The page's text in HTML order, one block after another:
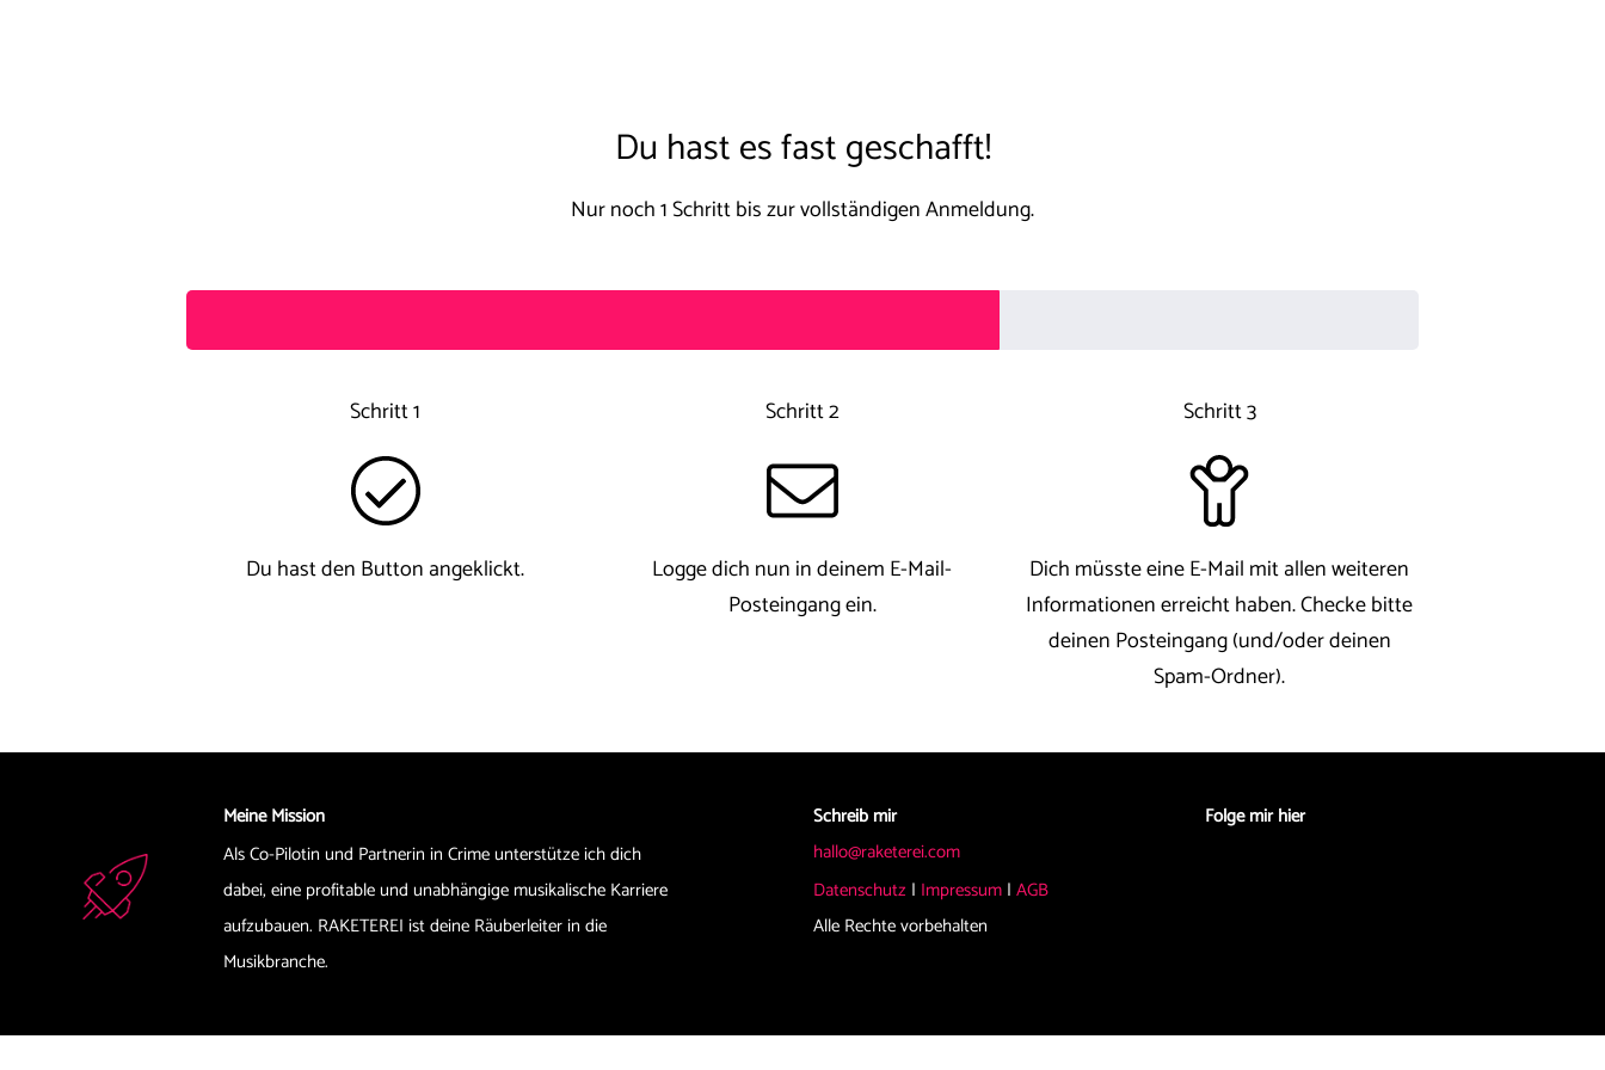
Du hast es fast geschafft!
Nur noch 1 Schritt bis zur vollständigen Anmeldung.
Schritt 1
Du hast den Button angeklickt.
Schritt 2
Logge dich nun in deinem E-Mail-
Posteingang ein.
Schritt 3
Dich müsste eine E-Mail mit allen weiteren
Informationen erreicht haben. Checke bitte
deinen Posteingang (und/oder deinen
Spam-Ordner).
Meine Mission
Als Co-Pilotin und Partnerin in Crime unterstütze ich dich
dabei, eine profitable und unabhängige musikalische Karriere
aufzubauen. RAKETEREI ist deine Räuberleiter in die
Musikbranche.
Schreib mir
hallo@raketerei.com
Datenschutz | Impressum | AGB
Alle Rechte vorbehalten
Folge mir hier